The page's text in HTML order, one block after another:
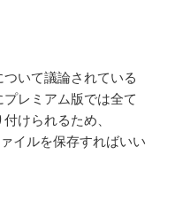
いて議論されている
レミアム版では全て
けられるため、
イルを保存すればいい